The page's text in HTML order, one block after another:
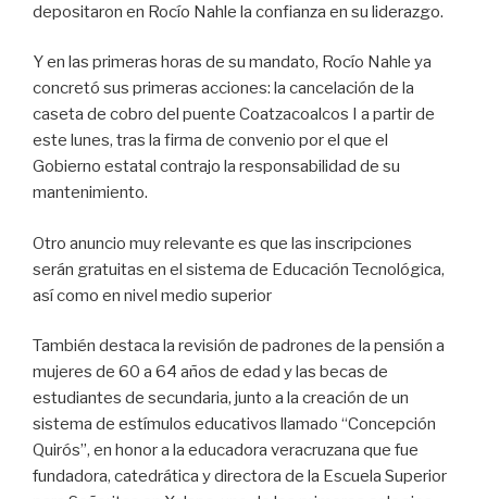
depositaron en Rocío Nahle la confianza en su liderazgo.
Y en las primeras horas de su mandato, Rocío Nahle ya
concretó sus primeras acciones: la cancelación de la
caseta de cobro del puente Coatzacoalcos I a partir de
este lunes, tras la firma de convenio por el que el
Gobierno estatal contrajo la responsabilidad de su
mantenimiento.
Otro anuncio muy relevante es que las inscripciones
serán gratuitas en el sistema de Educación Tecnológica,
así como en nivel medio superior
También destaca la revisión de padrones de la pensión a
mujeres de 60 a 64 años de edad y las becas de
estudiantes de secundaria, junto a la creación de un
sistema de estímulos educativos llamado “Concepción
Quirós”, en honor a la educadora veracruzana que fue
fundadora, catedrática y directora de la Escuela Superior